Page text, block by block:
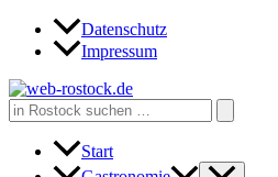
Zum
Inhalt
Datenschutz
Impressum
Search
for:
Start